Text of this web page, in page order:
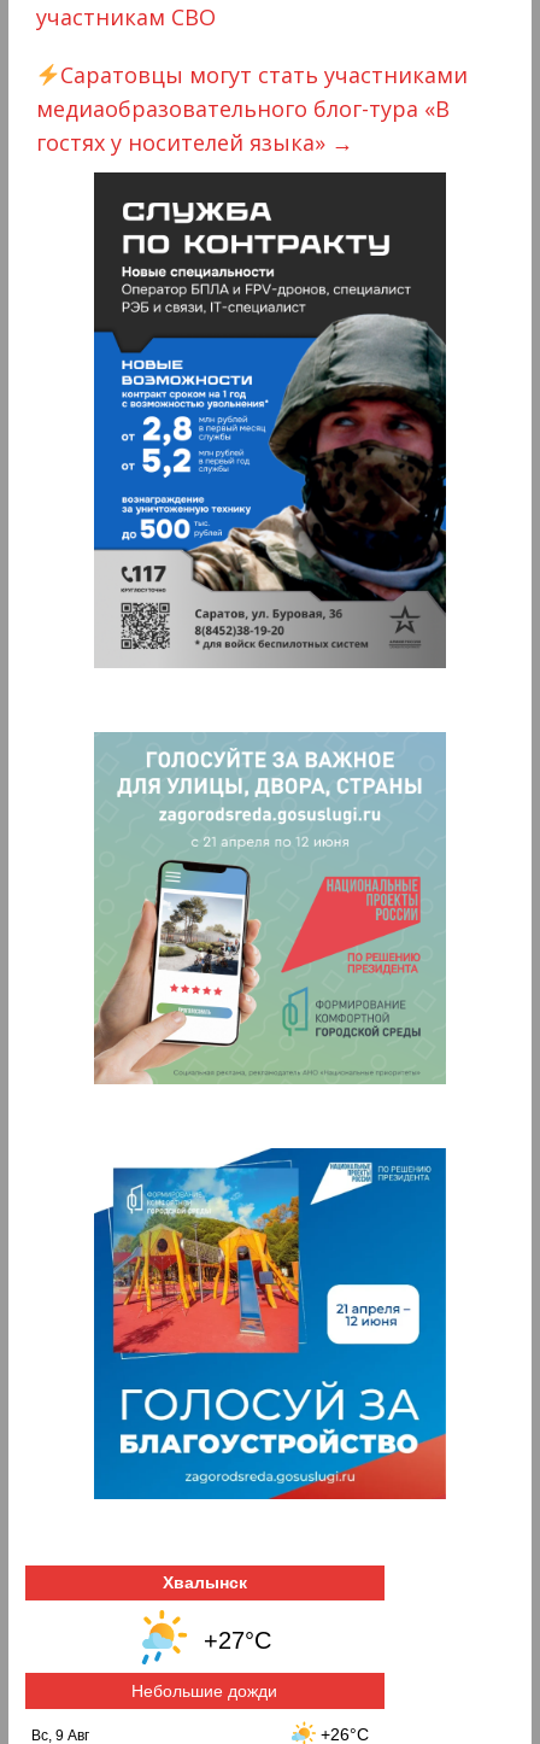
участникам СВО
Саратовцы могут стать участниками
медиаобразовательного блог-тура «В
гостях у носителей языка» →
Хвалынск
+27°C
Небольшие дожди
Вс, 9 Авг +26°C